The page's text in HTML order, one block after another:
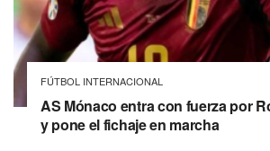
FÚTBOL INTERNACIONAL
AS Mónaco entra con fuerza por
y pone el fichaje en marcha